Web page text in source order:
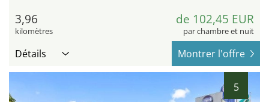
3,96
kilomètres
de 102,45 EUR
par chambre et nuit
Détails Montrer l'offre
5